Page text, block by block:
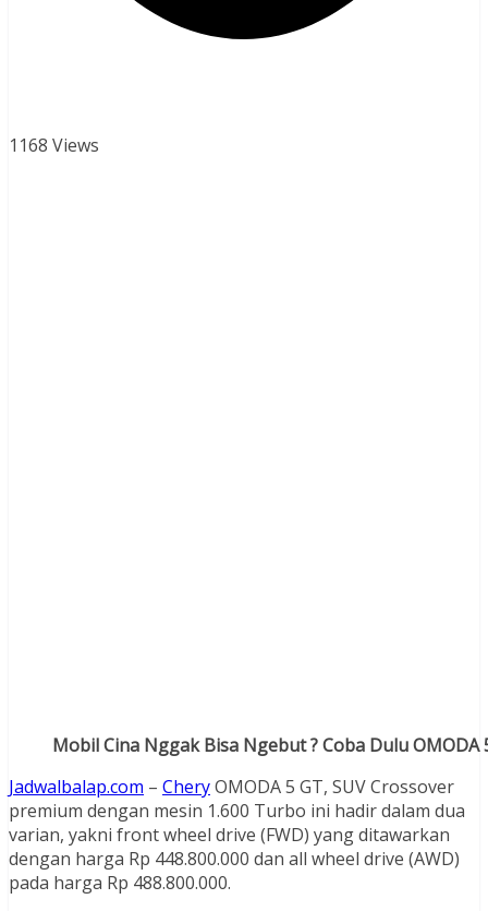
1168 Views
Mobil Cina Nggak Bisa Ngebut ? Coba Dulu OMODA
Jadwalbalap.com – CheryOMODA 5 GT, SUV Crossover
premium dengan mesin 1.600 Turbo ini hadir dalam dua
varian, yakni front wheel drive (FWD) yang ditawarkan
dengan harga Rp 448.800.000 dan all wheel drive (AWD)
pada harga Rp 488.800.000.